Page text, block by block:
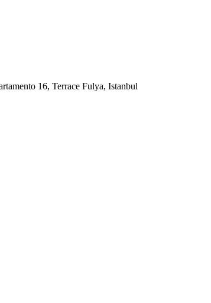
16, Terrace Fulya, Istanbul